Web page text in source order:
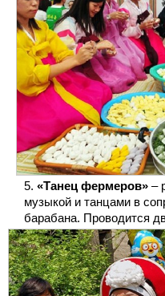
«Танец фермеров» –
музыкой и танцами в
барабана. Проводится